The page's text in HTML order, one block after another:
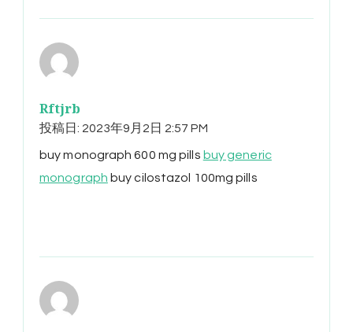
Rftjrb
投稿日: 2023年9月2日 2:57 PM
buy monograph 600 mg pills buy generic
monograph buy cilostazol 100mg pills